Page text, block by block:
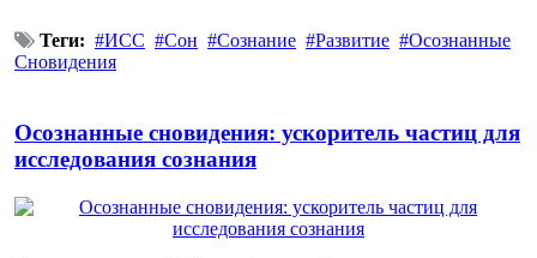
Теги: ИСС Сон Сознание Развитие
Осознанные
Сновидения
Осознанные сновидения: ускоритель частиц для
исследования сознания